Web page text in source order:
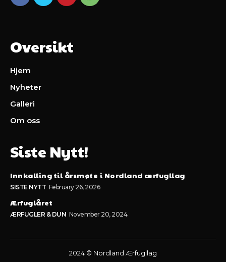
Oversikt
Hjem
Nyheter
Galleri
Om oss
Siste Nytt!
Innkalling til årsmøte i Nordland ærfugllag
SISTE NYTT February 26, 2026
Ærfuglåret
ÆRFUGLER & DUN November 20, 2024
2024 © Nordland Ærfugllag